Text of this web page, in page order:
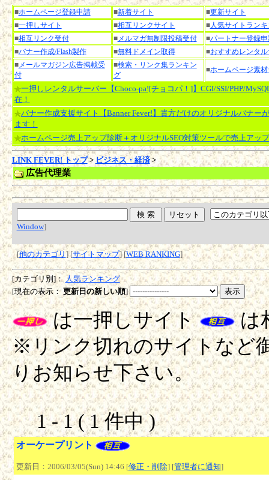
■ホームページ登録申請 ■新着サイト ■更新サイト
■一押しサイト ■相互リンクサイト ■人気サイトランキ
■相互リンク受付 ■メルマガ無制限投稿受付 ■パートナー登録申
■バナー作成/Flash製作 ■無料ドメイン取得 ■おすすめレンタ
■メールマガジン広告掲載受
付
■検索・リンク集ランキン
グ
■ホームページ素
一押しレンタルサーバー【Choco-pa![チョコパ！]】CGI/SSI/PHP/
在！
バナー作成支援サイト【Banner Fever!】貴方だけのオリジナルバナー
ます！
ホームページ売上アップ診断＋オリジナルSEO対策ツールで売上アッ
LINK FEVER! トップ> ビジネス・経済>
広告代理業
Window]
[他のカテゴリ] [サイトマップ] [WEB RANKING]
[カテゴリ別]： 人気ランキング
[現在の表示： 更新日の新しい順]
は一押しサイト
は
※リンク切れのサイトなど
りお知らせ下さい。
1 - 1 ( 1 件中 )
オーケープリント
更新日：2006/03/05(Sun) 14:46 [修正・削除] [管理者に通知]